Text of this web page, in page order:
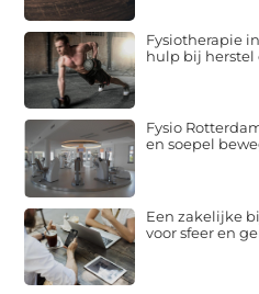
Fysiotherapie
hulp bij herstel
Fysio
en soepel
Een zakelijke
voor sfeer en